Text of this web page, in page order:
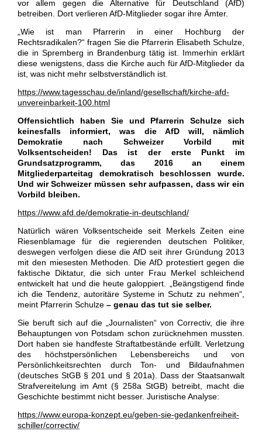
vor allem gegen die Alternative für Deutschland (AfD)
betreiben. Dort verlieren AfD-Mitglieder sogar ihre Ämter.
„Wie ist man Pfarrerin in einer Hochburg der
Rechtsradikalen?“ fragen Sie die Pfarrerin Elisabeth Schulze,
die in Spremberg in Brandenburg tätig ist. Immerhin erklärt
diese wenigstens, dass die Kirche auch für AfD-Mitglieder da
ist, was nicht mehr selbstverständlich ist.
https://www.tagesschau.de/inland/gesellschaft/kirche-afd-
unvereinbarkeit-100.html
Offensichtlich haben Sie und Pfarrerin Schulze sich
keinesfalls informiert, was die AfD will, nämlich
Demokratie nach Schweizer Vorbild mit
Volksentscheiden! Das ist der erste Punkt im
Grundsatzprogramm, das 2016 an einem
Mitgliederparteitag demokratisch beschlossen wurde.
Und wir Schweizer müssen sehr aufpassen, dass wir ein
Vorbild bleiben.
https://www.afd.de/demokratie-in-deutschland/
Natürlich wären Volksentscheide seit Merkels Zeiten eine
Riesenblamage für die regierenden deutschen Politiker,
deswegen verfolgen diese die AfD seit ihrer Gründung 2013
mit den miesesten Methoden. Die AfD protestiert gegen die
faktische Diktatur, die sich unter Frau Merkel schleichend
entwickelt hat und die heute galoppiert. „Beängstigend finde
ich die Tendenz, autoritäre Systeme in Schutz zu nehmen“,
meint Pfarrerin Schulze – genau das tut sie selber.
Sie beruft sich auf die „Journalisten“ von Correctiv, die ihre
Behauptungen von Potsdam schon zurücknehmen mussten.
Dort haben sie handfeste Straftatbestände erfüllt. Verletzung
des höchstpersönlichen Lebensbereichs und von
Persönlichkeitsrechten durch Ton- und Bildaufnahmen
(deutsches StGB § 201 und § 201a). Dass der Staatsanwalt
Strafvereitelung im Amt (§ 258a StGB) betreibt, macht die
Geschichte bestimmt nicht besser. Juristische Analyse:
https://www.europa-konzept.eu/geben-sie-gedankenfreiheit-
schiller/correctiv/